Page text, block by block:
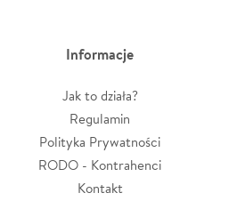
Informacje
Jak to działa?
Regulamin
Polityka Prywatności
RODO - Kontrahenci
Kontakt